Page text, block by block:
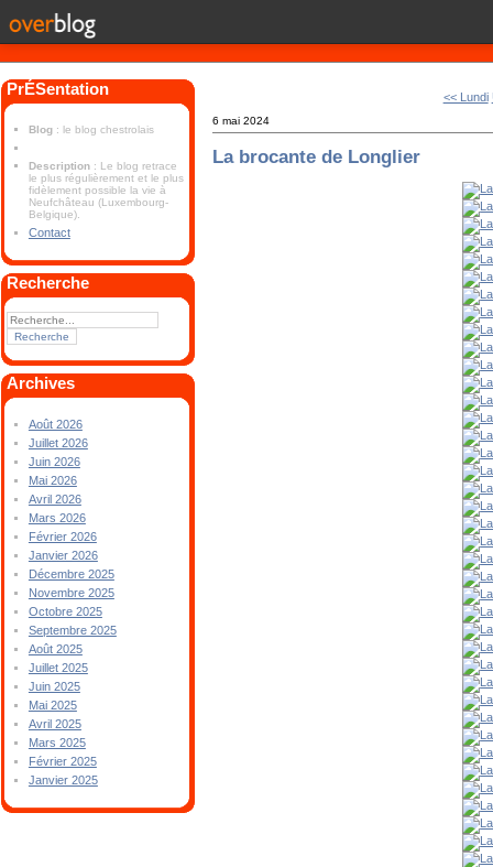
PrÉSentation
Blog : le blog chestrolais
Description : Le blog retrace
le plus régulièrement et le plus
fidèlement possible la vie à
Neufchâteau (Luxembourg-
Belgique).
Contact
Recherche
Archives
Août 2026
Juillet 2026
Juin 2026
Mai 2026
Avril 2026
Mars 2026
Février 2026
Janvier 2026
Décembre 2025
Novembre 2025
Octobre 2025
Septembre 2025
Août 2025
Juillet 2025
Juin 2025
Mai 2025
Avril 2025
Mars 2025
Février 2025
Janvier 2025
<< Lundi
6 mai 2024
La brocante de Longlier